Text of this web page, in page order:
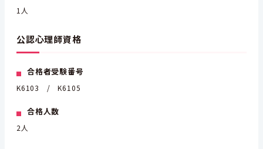
1人
公認心理師資格
合格者受験番号
K6103 / K6105
合格人数
2人